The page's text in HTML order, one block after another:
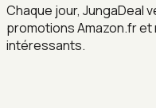
Chaque jour, JungaDeal
promotions Amazon.fr
intéressants.